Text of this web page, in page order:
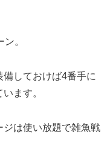
。
しておけば4番手に
ます。
は使い放題で雑魚戦